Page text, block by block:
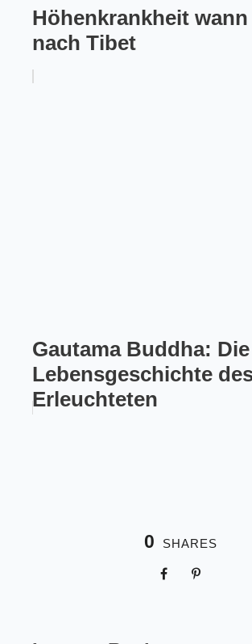
Höhenkrankheit
nach Tibet
Gautama Buddha: Die
Lebensgeschichte
Erleuchteten
0 SHARES